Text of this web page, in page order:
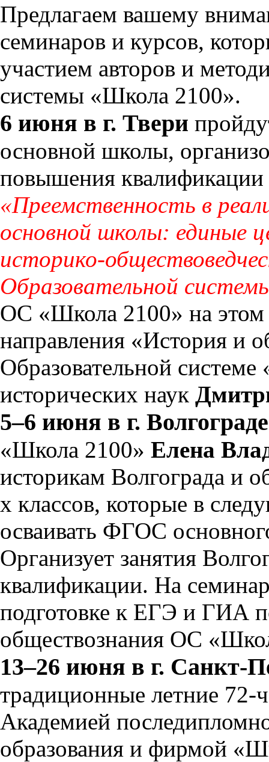
Предлагаем вашему
семинаров и курсов,
участием авторов и
системы «Школа 2100».
6 июня в г. Твери
основной школы,
повышения квалификации
«Преемственность в
основной школы: единые
историко-
Образовательной
ОС «Школа 2100» на этом
направления «История и
Образовательной
исторических наук
5–6 июня в г. Волгограде
«Школа 2100» Елена
историкам Волгограда и
х классов, которые в
осваивать ФГОС
Организует занятия
квалификации. На
подготовке к ЕГЭ и ГИА
обществознания ОС
13–26 июня в г. Санкт-
традиционные летние 72-
Академией
образования и фирмой